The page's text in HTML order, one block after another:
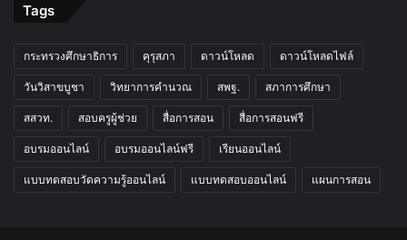
Tags
กระทรวงศึกษาธิการ คุรุสภา ดาวน์โหลด ดาวน์โหลดไฟล์
วันวิสาขบูชา วิทยาการคำนวณ สพฐ. สภาการศึกษา
สสวท. สอบครูผู้ช่วย สื่อการสอน สื่อการสอนฟรี
อบรมออนไลน์ อบรมออนไลน์ฟรี เรียนออนไลน์
แบบทดสอบวัดความรู้ออนไลน์ แบบทดสอบออนไลน์ แผนการสอน